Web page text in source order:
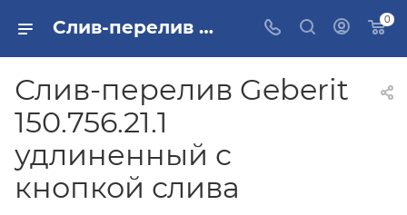
Слив-перелив Geberit 150.756.21.1 удлиненный с кнопкой слива купить в Москве 0
Слив-перелив Geberit
150.756.21.1
удлиненный с
кнопкой слива